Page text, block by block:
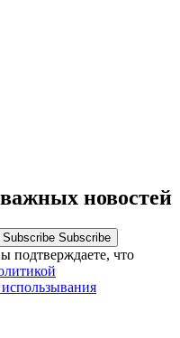
новостей
Subscribe Subscribe
подтверждаете, что